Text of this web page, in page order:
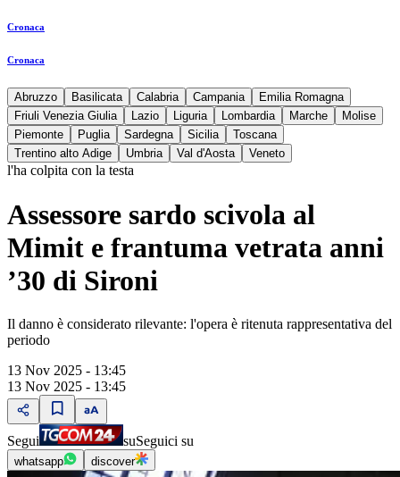
Cronaca
Cronaca
Abruzzo Basilicata Calabria Campania
Emilia Romagna
Friuli Venezia Giulia
Lazio Liguria Lombardia Marche
Molise
Piemonte
Puglia Sardegna Sicilia
Toscana
Trentino alto Adige
Umbria Val d'Aosta Veneto
l'ha colpita con la testa
Assessore sardo scivola al
Mimit e frantuma vetrata anni
’30 di Sironi
Il danno è considerato rilevante: l'opera è ritenuta rappresentativa del
periodo
13 Nov 2025 - 13:45
13 Nov 2025 - 13:45
Segui suSeguici su
whatsapp discover